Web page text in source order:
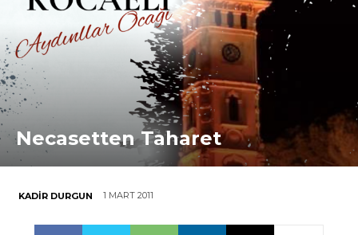
Necasetten Taharet
KADIR DURGUN 1 MART 2011